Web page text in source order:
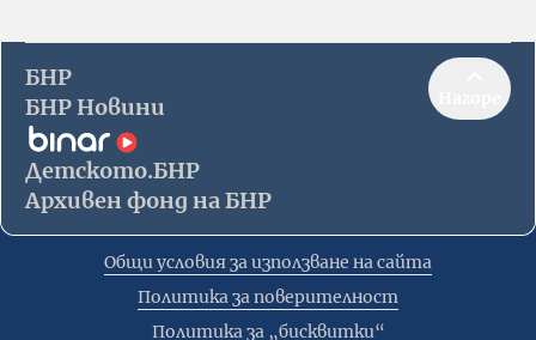
БНР
БНР Новини
Детското.БНР
Архивен фонд на БНР
Общи условия за използване на сайта
Политика за поверителност
Политика за „бисквитки“